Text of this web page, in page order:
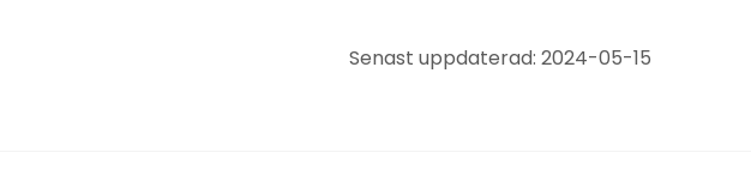
Senast uppdaterad: 2024-05-15